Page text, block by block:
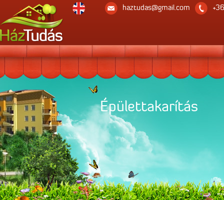
haztudas@gmail.com
Társasház